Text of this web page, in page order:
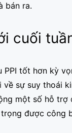
bán ra.
cuối
PPI tốt hơn kỳ
sự suy thoái
một số hỗ
được công